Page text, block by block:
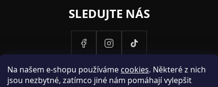
Na našem e-shopu používáme cookies. Některé z nich
jsou nezbytné, zatímco jiné nám pomáhají vylepšit
SLEDUJTE NÁS